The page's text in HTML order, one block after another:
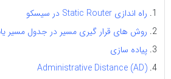
راه اندازی Static Router در سیسکو
روش های قرار گیری مسیر در جدول مسیر
پیاده سازی
Administrative Distance (AD)